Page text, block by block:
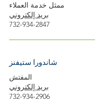
ممثل خدمة العملاء
بريد إلكتروني
732-934-2847
بريد إلكتروني
732-934-2906